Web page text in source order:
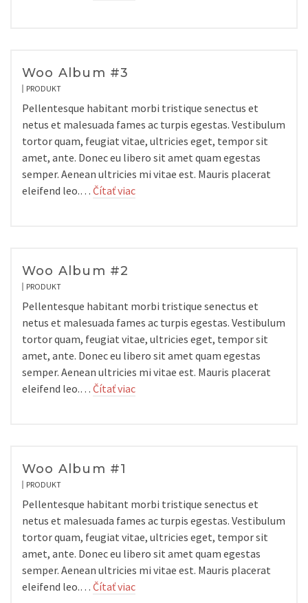
Woo Album #3
PRODUKT
Pellentesque habitant morbi tristique senectus et
netus et malesuada fames ac turpis egestas. Vestibulum
tortor quam, feugiat vitae, ultricies eget, tempor sit
amet, ante. Donec eu libero sit amet quam egestas
semper. Aenean ultricies mi vitae est. Mauris placerat
eleifend leo.… Čítať viac
Woo Album #2
PRODUKT
Pellentesque habitant morbi tristique senectus et
netus et malesuada fames ac turpis egestas. Vestibulum
tortor quam, feugiat vitae, ultricies eget, tempor sit
amet, ante. Donec eu libero sit amet quam egestas
semper. Aenean ultricies mi vitae est. Mauris placerat
eleifend leo.… Čítať viac
Woo Album #1
PRODUKT
Pellentesque habitant morbi tristique senectus et
netus et malesuada fames ac turpis egestas. Vestibulum
tortor quam, feugiat vitae, ultricies eget, tempor sit
amet, ante. Donec eu libero sit amet quam egestas
semper. Aenean ultricies mi vitae est. Mauris placerat
eleifend leo.… Čítať viac